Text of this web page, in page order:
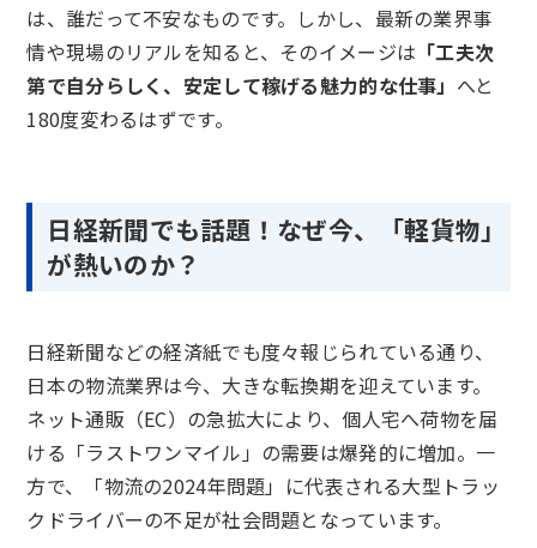
は、誰だって不安なものです。しかし、最新の業界事
情や現場のリアルを知ると、そのイメージは 「工夫次
第で自分らしく、安定して稼げる魅力的な仕事」 へと
180度変わるはずです。
日経新聞でも話題！なぜ今、「軽貨物」
が熱いのか？
日経新聞などの経済紙でも度々報じられている通り、
日本の物流業界は今、大きな転換期を迎えています。
ネット通販（EC）の急拡大により、個人宅へ荷物を届
ける「ラストワンマイル」の需要は爆発的に増加。一
方で、「物流の2024年問題」に代表される大型トラッ
クドライバーの不足が社会問題となっています。